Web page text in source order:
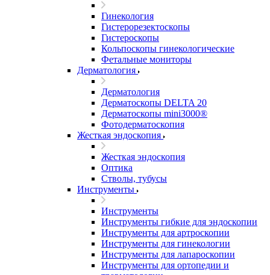
Гинекология
Гистерорезектоскопы
Гистероскопы
Кольпоскопы гинекологические
Фетальные мониторы
Дерматология
Дерматология
Дерматоскопы DELTA 20
Дерматоскопы mini3000®
Фотодерматоскопия
Жесткая эндоскопия
Жесткая эндоскопия
Оптика
Стволы, тубусы
Инструменты
Инструменты
Инструменты гибкие для эндоскопии
Инструменты для артроскопии
Инструменты для гинекологии
Инструменты для лапароскопии
Инструменты для ортопедии и